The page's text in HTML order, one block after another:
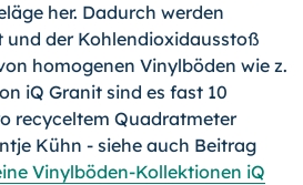
her. Dadurch werden
und der Kohlendioxidausstoß
homogenen Vinylböden wie z.
iQ Granit sind es fast 10
recyceltem Quadratmeter
Kühn - siehe auch Beitrag
Vinylböden-Kollektionen iQ